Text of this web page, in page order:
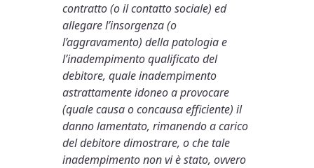
contratto (o il contatto sociale) ed
allegare l’insorgenza (o
l’aggravamento) della patologia e
l’inadempimento qualificato del
debitore, quale inadempimento
astrattamente idoneo a provocare
(quale causa o concausa efficiente) il
danno lamentato, rimanendo a carico
del debitore dimostrare, o che tale
inadempimento non vi è stato, ovvero